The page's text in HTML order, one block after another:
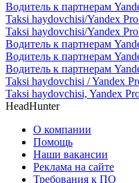
Водитель к партнерам
Taksi haydovchisi/Yandex
Taksi haydovchisi/Yandex
Водитель к партнерам
Водитель к партнерам
Водитель к партнерам
Taksi haydovchisi / Yandex
Taksi haydovchisi, Yandex
HeadHunter
О компании
Помощь
Наши вакансии
Реклама на сайте
Требования к ПО